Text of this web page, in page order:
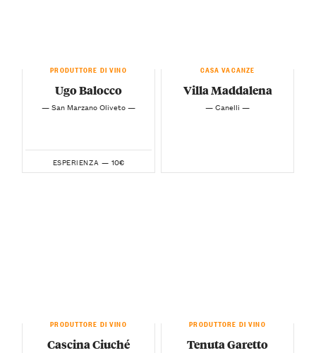
PRODUTTORE DI VINO
Ugo Balocco
— San Marzano Oliveto —
ESPERIENZA — 10€
CASA VACANZE
Villa Maddalena
— Canelli —
PRODUTTORE DI VINO
Cascina Ciuché
PRODUTTORE DI VINO
Tenuta Garetto